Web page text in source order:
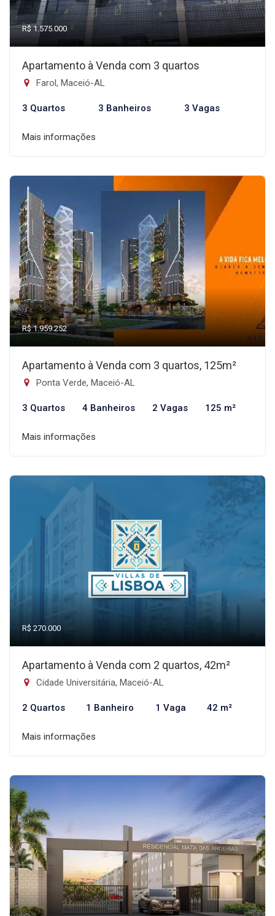
R$ 1.575.000
Apartamento à Venda com 3 quartos
Farol, Maceió-AL
3 Quartos 3 Banheiros 3 Vagas
Mais informações
R$ 1.959.252
Apartamento à Venda com 3 quartos, 125m²
Ponta Verde, Maceió-AL
3 Quartos 4 Banheiros 2 Vagas 125 m²
Mais informações
R$ 270.000
Apartamento à Venda com 2 quartos, 42m²
Cidade Universitária, Maceió-AL
2 Quartos 1 Banheiro 1 Vaga 42 m²
Mais informações